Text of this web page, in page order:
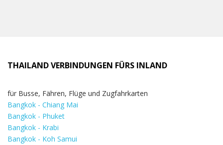
THAILAND VERBINDUNGEN FÜRS INLAND
für Busse, Fähren, Flüge und Zugfahrkarten
Bangkok - Chiang Mai
Bangkok - Phuket
Bangkok - Krabi
Bangkok - Koh Samui